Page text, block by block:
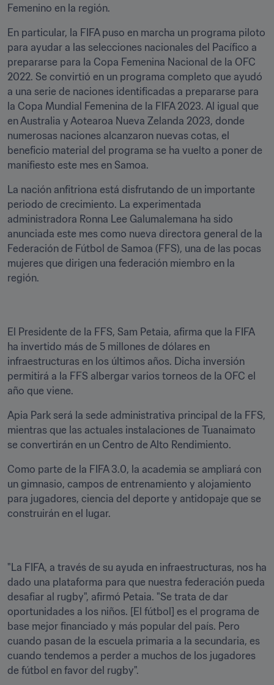
Femenino en la región.
En particular, la FIFA puso en marcha un programa piloto
para ayudar a las selecciones nacionales del Pacífico a
prepararse para la Copa Femenina Nacional de la OFC
2022. Se convirtió en un programa completo que ayudó
a una serie de naciones identificadas a prepararse para
la Copa Mundial Femenina de la FIFA 2023. Al igual que
en Australia y Aotearoa Nueva Zelanda 2023, donde
numerosas naciones alcanzaron nuevas cotas, el
beneficio material del programa se ha vuelto a poner de
manifiesto este mes en Samoa.
La nación anfitriona está disfrutando de un importante
periodo de crecimiento. La experimentada
administradora Ronna Lee Galumalemana ha sido
anunciada este mes como nueva directora general de la
Federación de Fútbol de Samoa (FFS), una de las pocas
mujeres que dirigen una federación miembro en la
región.
El Presidente de la FFS, Sam Petaia, afirma que la FIFA
ha invertido más de 5 millones de dólares en
infraestructuras en los últimos años. Dicha inversión
permitirá a la FFS albergar varios torneos de la OFC el
año que viene.
Apia Park será la sede administrativa principal de la FFS,
mientras que las actuales instalaciones de Tuanaimato
se convertirán en un Centro de Alto Rendimiento.
Como parte de la FIFA 3.0, la academia se ampliará con
un gimnasio, campos de entrenamiento y alojamiento
para jugadores, ciencia del deporte y antidopaje que se
construirán en el lugar.
"La FIFA, a través de su ayuda en infraestructuras, nos ha
dado una plataforma para que nuestra federación pueda
desafiar al rugby", afirmó Petaia. "Se trata de dar
oportunidades a los niños. [El fútbol] es el programa de
base mejor financiado y más popular del país. Pero
cuando pasan de la escuela primaria a la secundaria, es
cuando tendemos a perder a muchos de los jugadores
de fútbol en favor del rugby".